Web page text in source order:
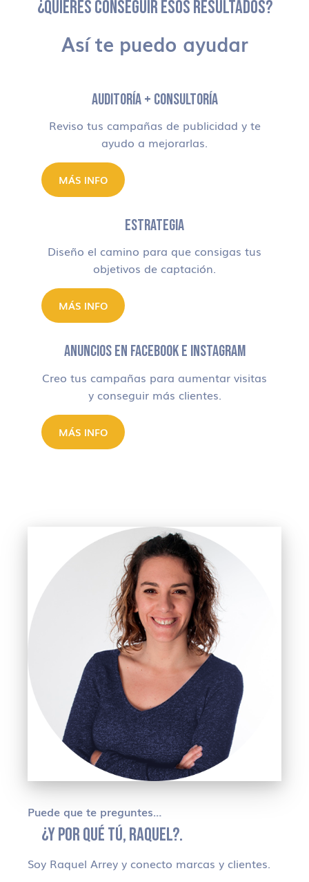
¿QUIERES CONSEGUIR ESOS RESULTADOS?
Así te puedo ayudar
AUDITORÍA + CONSULTORÍA
Reviso tus campañas de publicidad y te
ayudo a mejorarlas.
MÁS INFO
ESTRATEGIA
Diseño el camino para que consigas tus
objetivos de captación.
MÁS INFO
ANUNCIOS EN FACEBOOK E INSTAGRAM
Creo tus campañas para aumentar visitas
y conseguir más clientes.
MÁS INFO
Puede que te preguntes…
¿Y POR QUÉ TÚ, RAQUEL?.
Soy Raquel Arrey y conecto marcas y clientes.